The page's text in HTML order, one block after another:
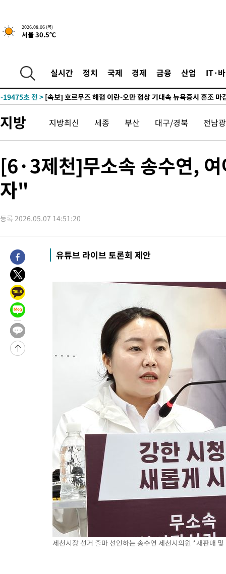
2026.08.06 (목)
서울 30.5℃
실시간 정치 국제 경제 금융 산업 IT·
-2381초 전 >[속보] "이란-오만, 호르무즈 해협 통행 항로 합의" 이란 외무부
인-29989초 전 >6월 경상수지 497.3억 달러…두 달 연속 사상 최대
-27302초 전 >
미 워싱턴주 스포캔 시의 통제불능 3개 산불, 방화선 일부 구축
-19475초 전 >
우 0.49%↑
-17830초 전 > [속보] 이란 대통령 "지금 최고지도자와 소통하기가 매우 어려
인
-29989초 전 >
6월 경상수지 497.3억 달러…두 달 연속 사상 최대
-29940초 전 >서울 낮 39도 '폭염중대경보'…40도 관측 가능성도
-19475초 전 >[속보] 호르무즈 해협 이란-오만 협상 기대속 뉴욕증시 혼조 마
우 0.49%↑
-17830초 전 >
취임 3년 인터뷰
-2381초 전 >
지방 지방최신 세종 부산 대구/경북 전남
[6·3제천]무소속 송수연,
자"
등록 2026.05.07 14:51:20
유튜브 라이브 토론회 제안
제천시장 선거 출마 선언하는 송수연 제천시의원 *재판매